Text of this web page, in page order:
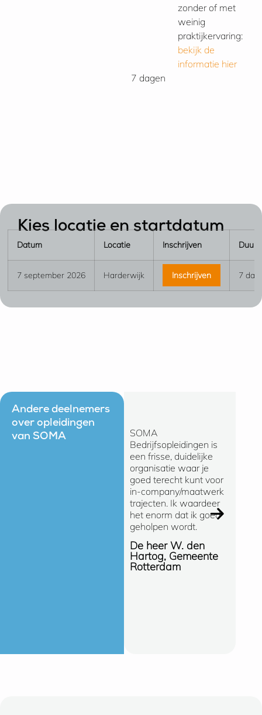
zonder of met
weinig
praktijkervaring:
bekijk de
informatie hier
7 dagen
Kies locatie en startdatum
Datum Locatie Inschrijven Duur
7 september 2026 Harderwijk Inschrijven 7
Andere deelnemers
over opleidingen
van SOMA
SOMA
Bedrijfsopleidingen is
een frisse, duidelijke
organisatie waar je
goed terecht kunt voor
in-company/maatwerk
trajecten. Ik waardeer
het enorm dat ik goed
geholpen wordt.
De heer W. den
Hartog, Gemeente
Rotterdam